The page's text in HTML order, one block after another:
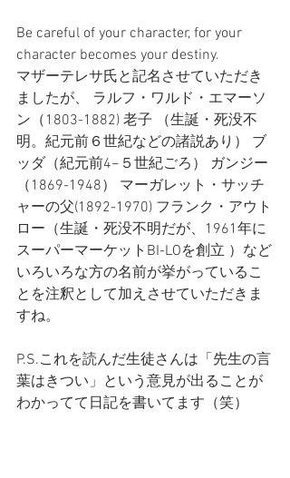
Be careful of your character, for your
character becomes your destiny.
マザーテレサ氏と記名させていただき
ましたが、 ラルフ・ワルド・エマーソ
ン（1803-1882) 老子 （生誕・死没不
明。紀元前６世紀などの諸説あり） ブ
ッダ（紀元前4−５世紀ごろ） ガンジー
（1869-1948） マーガレット・サッチ
ャーの父(1892-1970) フランク・アウト
ロー（生誕・死没不明だが、1961年に
スーパーマーケットBI-LOを創立 ）など
いろいろな方の名前が挙がっているこ
とを注釈として加えさせていただきま
すね。
P.S.これを読んだ生徒さんは「先生の言
葉はきつい」という意見が出ることが
わかってて日記を書いてます（笑）